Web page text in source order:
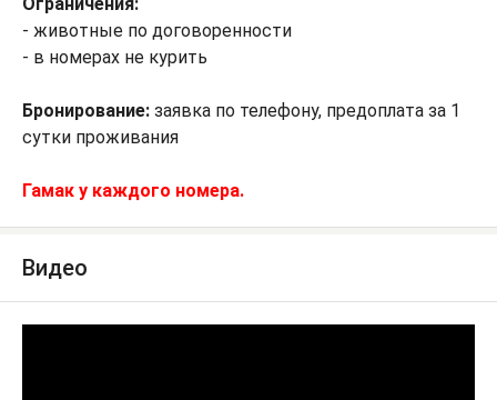
- животные по договоренности
- в номерах не курить
Бронирование: заявка по телефону, предоплата за 1
сутки проживания
Гамак у каждого номера.
Видео